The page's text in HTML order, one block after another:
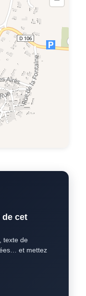
de cet
texte de
et mettez